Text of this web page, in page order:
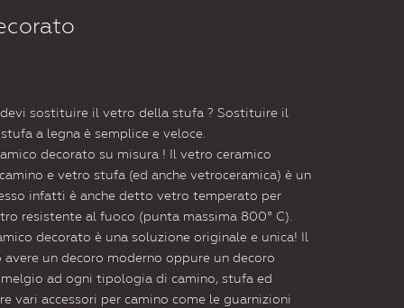
sostituire il vetro della stufa ? Sostituire il
a legna è semplice e veloce.
decorato su misura ! Il vetro ceramico
e vetro stufa (ed anche vetroceramica) è un
infatti è anche detto vetro temperato per
resistente al fuoco (punta massima 800° C).
decorato è una soluzione originale e unica! Il
un decoro moderno oppure un decoro
ad ogni tipologia di camino, stufa ed
vari accessori per camino come le guarnizioni